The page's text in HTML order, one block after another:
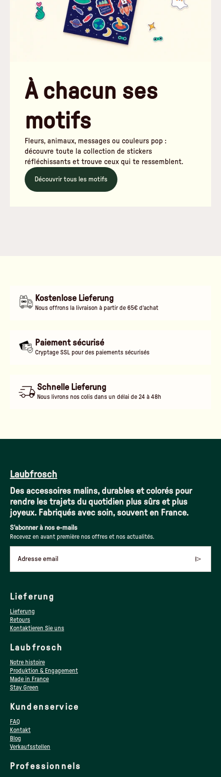
À chacun ses
motifs
Fleurs, animaux, messages ou couleurs pop :
découvre toute la collection de stickers
réfléchissants et trouve ceux qui te ressemblent.
Découvrir tous les motifs
Kostenlose Lieferung
Nous offrons la livraison à partir de 65€ d'achat
Paiement sécurisé
Cryptage SSL pour des paiements sécurisés
Schnelle Lieferung
Nous livrons nos colis dans un délai de 24 à 48h
Laubfrosch
Des accessoires malins, durables et colorés pour
rendre les trajets du quotidien plus sûrs et plus
joyeux. Fabriqués avec soin, souvent en France.
S'abonner à nos e-mails
Recevez en avant première nos offres et nos actualités.
Adresse email
Lieferung
Lieferung
Retours
Kontaktieren Sie uns
Laubfrosch
Notre histoire
Produktion & Engagement
Made in France
Stay Green
Kundenservice
FAQ
Kontakt
Blog
Verkaufsstellen
Professionnels